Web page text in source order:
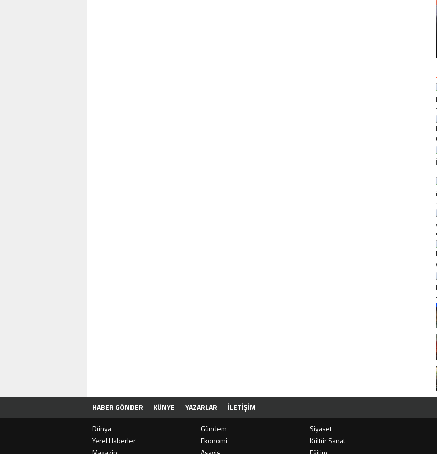
HABER GÖNDER KÜNYE YAZARLAR
İLETIŞIM
Dünya
Gündem
Siyaset
Yerel Haberler
Ekonomi
Kültür Sanat